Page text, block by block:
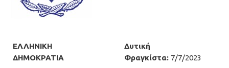
ΕΛΛΗΝΙΚΗ
ΔΗΜΟΚΡΑΤΙΑ
Δυτική
Φραγκίστα: 7/7/2023